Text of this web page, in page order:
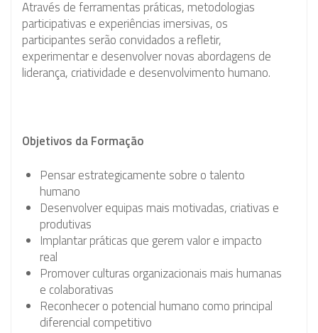
Através de ferramentas práticas, metodologias
participativas e experiências imersivas, os
participantes serão convidados a refletir,
experimentar e desenvolver novas abordagens de
liderança, criatividade e desenvolvimento humano.
Objetivos da Formação
Pensar estrategicamente sobre o talento
humano
Desenvolver equipas mais motivadas, criativas e
produtivas
Implantar práticas que gerem valor e impacto
real
Promover culturas organizacionais mais humanas
e colaborativas
Reconhecer o potencial humano como principal
diferencial competitivo